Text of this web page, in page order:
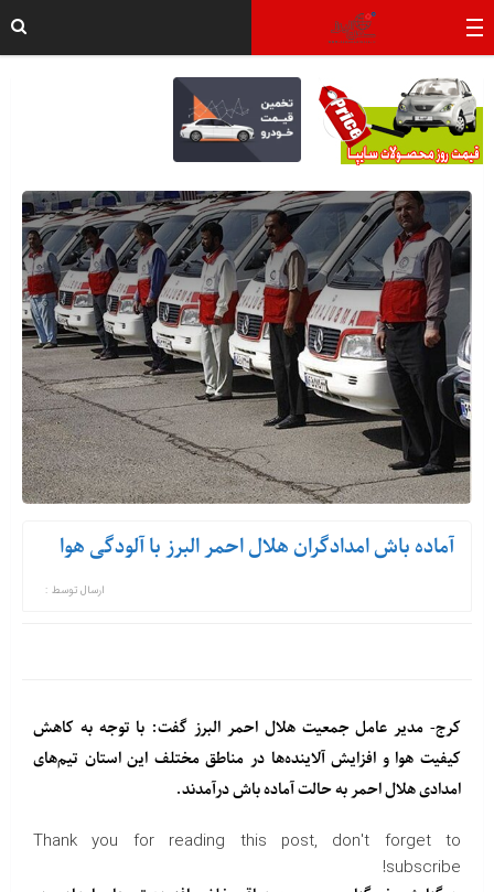
آماده باش امدادگران هلال احمر البرز با آلودگی هوا
ارسال توسط :
کرج- مدیر عامل جمعیت هلال احمر البرز گفت: با توجه به کاهش
کیفیت هوا و افزایش آلاینده‌ها در مناطق مختلف این استان تیم‌های
امدادی هلال احمر به حالت آماده باش درآمدند.
Thank you for reading this post, don't forget to
subscribe!